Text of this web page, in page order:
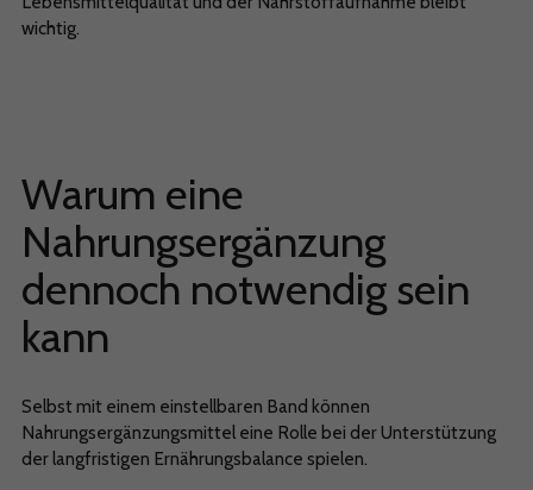
wichtig.
Warum eine
Nahrungsergänzung
dennoch notwendig sein
kann
Selbst mit einem einstellbaren Band können
Nahrungsergänzungsmittel eine Rolle bei der Unterstützung
der langfristigen Ernährungsbalance spielen.